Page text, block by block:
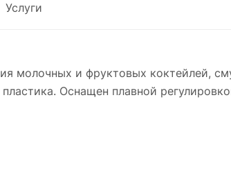
Услуги
молочных и фруктовых коктейлей,
Оснащен плавной